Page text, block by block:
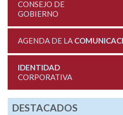
CONSEJO DE
GOBIERNO
AGENDA DE LA
IDENTIDAD
CORPORATIVA
DESTACADOS